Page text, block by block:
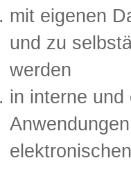
mit eigenen
und zu
werden
in interne